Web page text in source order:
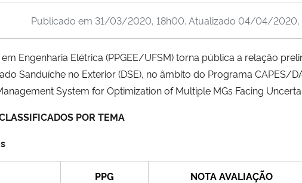
Publicado em 31/03/2020, 18h00. Atualizado 04/04/2020,
Engenharia Elétrica (PPGEE/UFSM) torna pública a relação
Sanduíche no Exterior (DSE), no âmbito do Programa CAPES/
System for Optimization of Multiple MGs Facing
POR TEMA
PPG NOTA AVALIAÇÃO